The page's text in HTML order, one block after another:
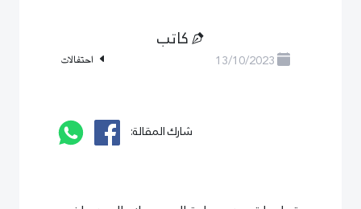
كاتب
13/10/2023 احتفالات
شارك المقالة: